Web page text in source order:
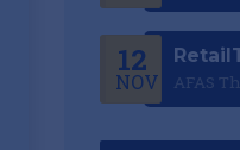
12
NOV AFAS